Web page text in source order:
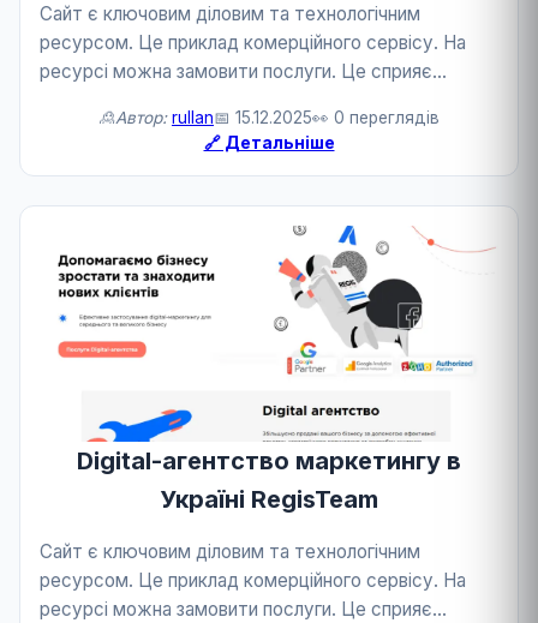
Сайт є ключовим діловим та технологічним
ресурсом. Це приклад комерційного сервісу. На
ресурсі можна замовити послуги. Це сприяє
🙎Автор: rullan📅 15.12.2025👀 0 переглядів
🔗 Детальніше
Digital-агентство маркетингу в
Україні RegisTeam
Сайт є ключовим діловим та технологічним
ресурсом. Це приклад комерційного сервісу. На
ресурсі можна замовити послуги. Це сприяє